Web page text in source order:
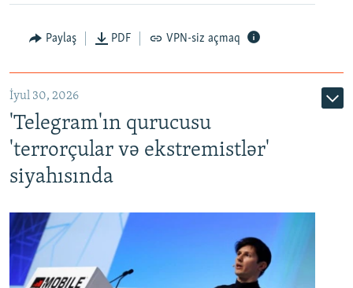
Paylaş PDF VPN-siz açmaq
İyul 30, 2026
'Telegram'ın qurucusu
'terrorçular və ekstremistlər'
siyahısında